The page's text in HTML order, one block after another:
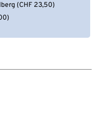
(CHF 23,50)
)